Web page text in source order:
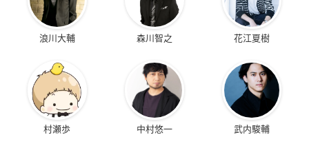
浪川大輔 森川智之 花江夏樹
村瀬歩 中村悠一 武内駿輔